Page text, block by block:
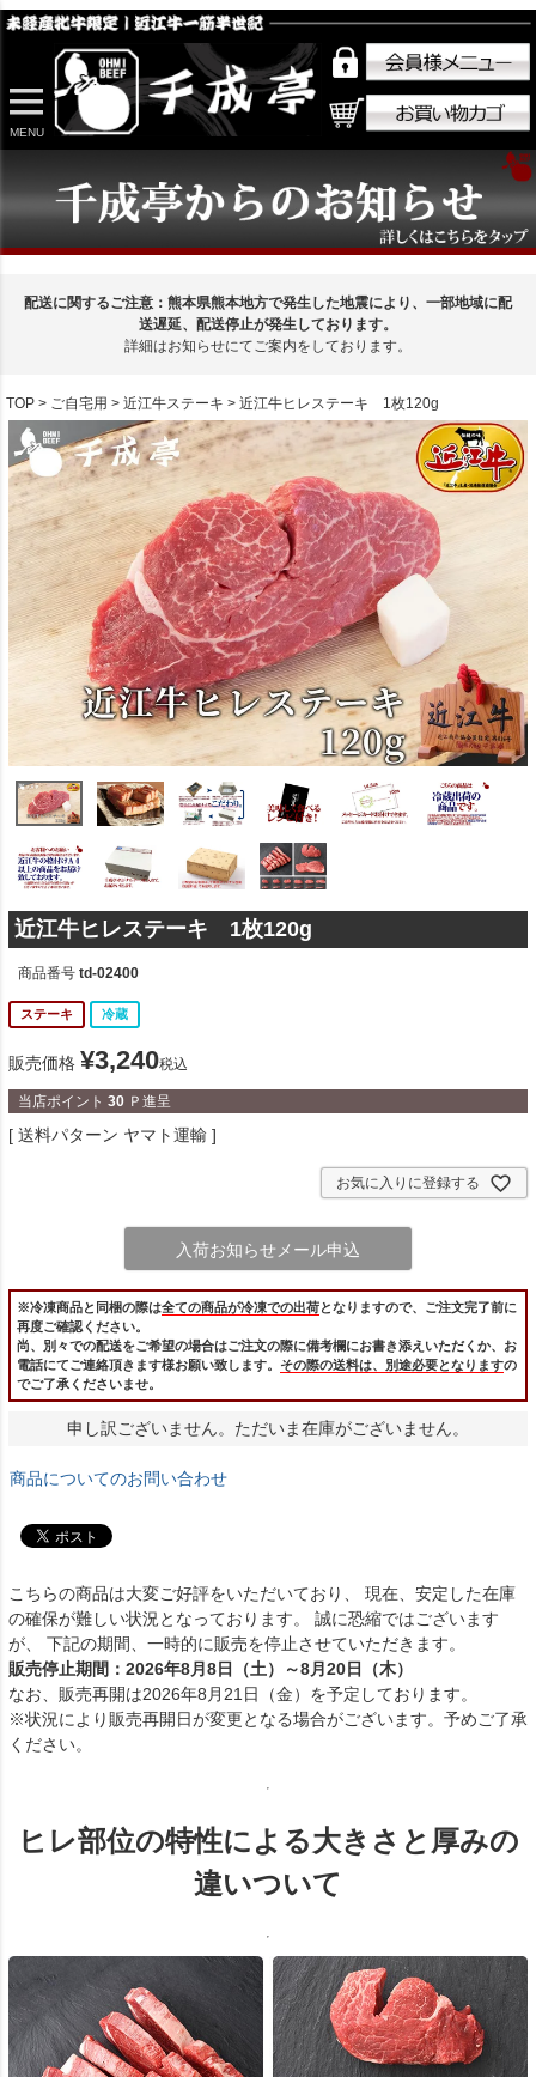
MENU
配送に関するご注意：熊本県熊本地方で発生した地震により、一部地域に配
送遅延、配送停止が発生しております。
詳細はお知らせにてご案内をしております。
TOP ご自宅用 近江牛ステーキ 近江牛ヒレステーキ 1枚120g
近江牛ヒレステーキ 1枚120g
商品番号 td-02400
ステーキ 冷蔵
販売価格 ¥3,240税込
当店ポイント 30 Ｐ進呈
送料パターン ヤマト運輸
お気に入りに登録する
入荷お知らせメール申込
※冷凍商品と同梱の際は全ての商品が冷凍での出荷となりますので、ご注文完了前に
再度ご確認ください。
尚、別々での配送をご希望の場合はご注文の際に備考欄にお書き添えいただくか、お
電話にてご連絡頂きます様お願い致します。 その際の送料は、別途必要となりますの
でご了承くださいませ。
申し訳ございません。ただいま在庫がございません。
商品についてのお問い合わせ
こちらの商品は大変ご好評をいただいており、 現在、安定した在庫
の確保が難しい状況となっております。 誠に恐縮ではございます
が、 下記の期間、一時的に販売を停止させていただきます。
販売停止期間：2026年8月8日（土）～8月20日（木）
なお、販売再開は2026年8月21日（金）を予定しております。
※状況により販売再開日が変更となる場合がございます。予めご了承
ください。
ヒレ部位の特性による大きさと厚みの
違いついて